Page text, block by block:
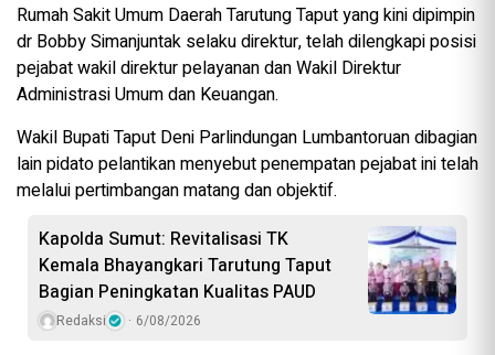
Rumah Sakit Umum Daerah Tarutung Taput yang kini dipimpin
dr Bobby Simanjuntak selaku direktur, telah dilengkapi posisi
pejabat wakil direktur pelayanan dan Wakil Direktur
Administrasi Umum dan Keuangan.
Wakil Bupati Taput Deni Parlindungan Lumbantoruan dibagian
lain pidato pelantikan menyebut penempatan pejabat ini telah
melalui pertimbangan matang dan objektif.
Kapolda Sumut: Revitalisasi TK
Kemala Bhayangkari Tarutung Taput
Bagian Peningkatan Kualitas PAUD
Redaksi 6/08/2026